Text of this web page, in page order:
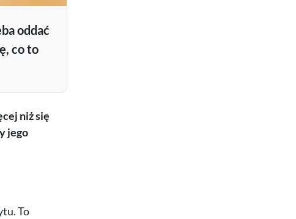
oddać
co to
niż się
jego
To